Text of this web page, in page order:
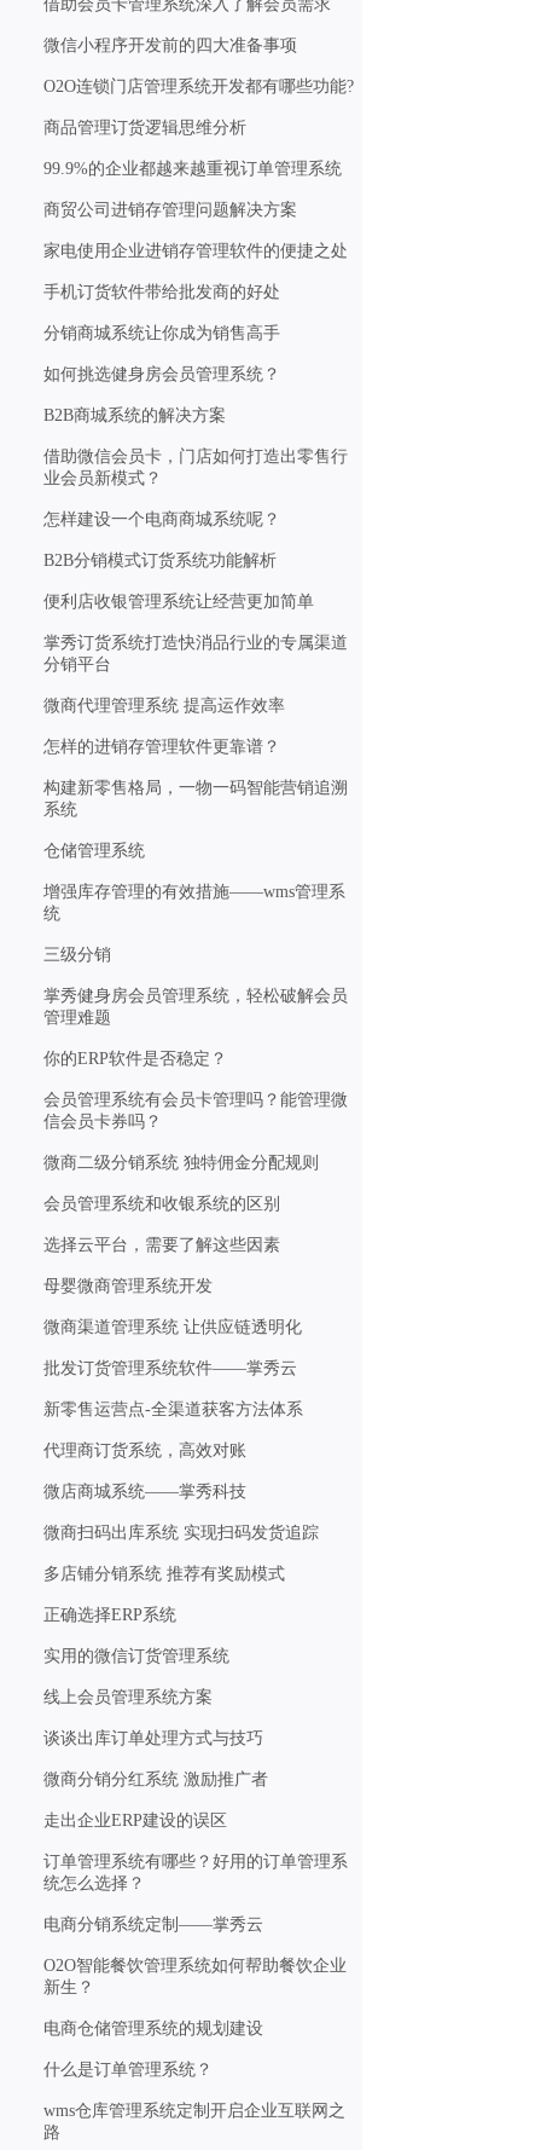
借助会员卡管理系统深入了解会员需求
微信小程序开发前的四大准备事项
O2O连锁门店管理系统开发都有哪些功能?
商品管理订货逻辑思维分析
99.9%的企业都越来越重视订单管理系统
商贸公司进销存管理问题解决方案
家电使用企业进销存管理软件的便捷之处
手机订货软件带给批发商的好处
分销商城系统让你成为销售高手
如何挑选健身房会员管理系统？
B2B商城系统的解决方案
借助微信会员卡，门店如何打造出零售行
业会员新模式？
怎样建设一个电商商城系统呢？
B2B分销模式订货系统功能解析
便利店收银管理系统让经营更加简单
掌秀订货系统打造快消品行业的专属渠道
分销平台
微商代理管理系统 提高运作效率
怎样的进销存管理软件更靠谱？
构建新零售格局，一物一码智能营销追溯
系统
仓储管理系统
增强库存管理的有效措施——wms管理系
统
三级分销
掌秀健身房会员管理系统，轻松破解会员
管理难题
你的ERP软件是否稳定？
会员管理系统有会员卡管理吗？能管理微
信会员卡券吗？
微商二级分销系统 独特佣金分配规则
会员管理系统和收银系统的区别
选择云平台，需要了解这些因素
母婴微商管理系统开发
微商渠道管理系统 让供应链透明化
批发订货管理系统软件——掌秀云
新零售运营点-全渠道获客方法体系
代理商订货系统，高效对账
微店商城系统——掌秀科技
微商扫码出库系统 实现扫码发货追踪
多店铺分销系统 推荐有奖励模式
正确选择ERP系统
实用的微信订货管理系统
线上会员管理系统方案
谈谈出库订单处理方式与技巧
微商分销分红系统 激励推广者
走出企业ERP建设的误区
订单管理系统有哪些？好用的订单管理系
统怎么选择？
电商分销系统定制——掌秀云
O2O智能餐饮管理系统如何帮助餐饮企业
新生？
电商仓储管理系统的规划建设
什么是订单管理系统？
wms仓库管理系统定制开启企业互联网之
路